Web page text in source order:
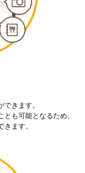
きます。
も可能となるため、
ます。